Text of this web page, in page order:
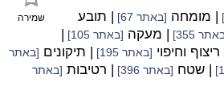
שמירה | מומחה [באתר 67] | תובע
355] | מעקה [באתר 105]
|
ריצוף וחיפוי [באתר 195] | תיקונים [באתר
| שטח [באתר 396] | רטיבות [באתר